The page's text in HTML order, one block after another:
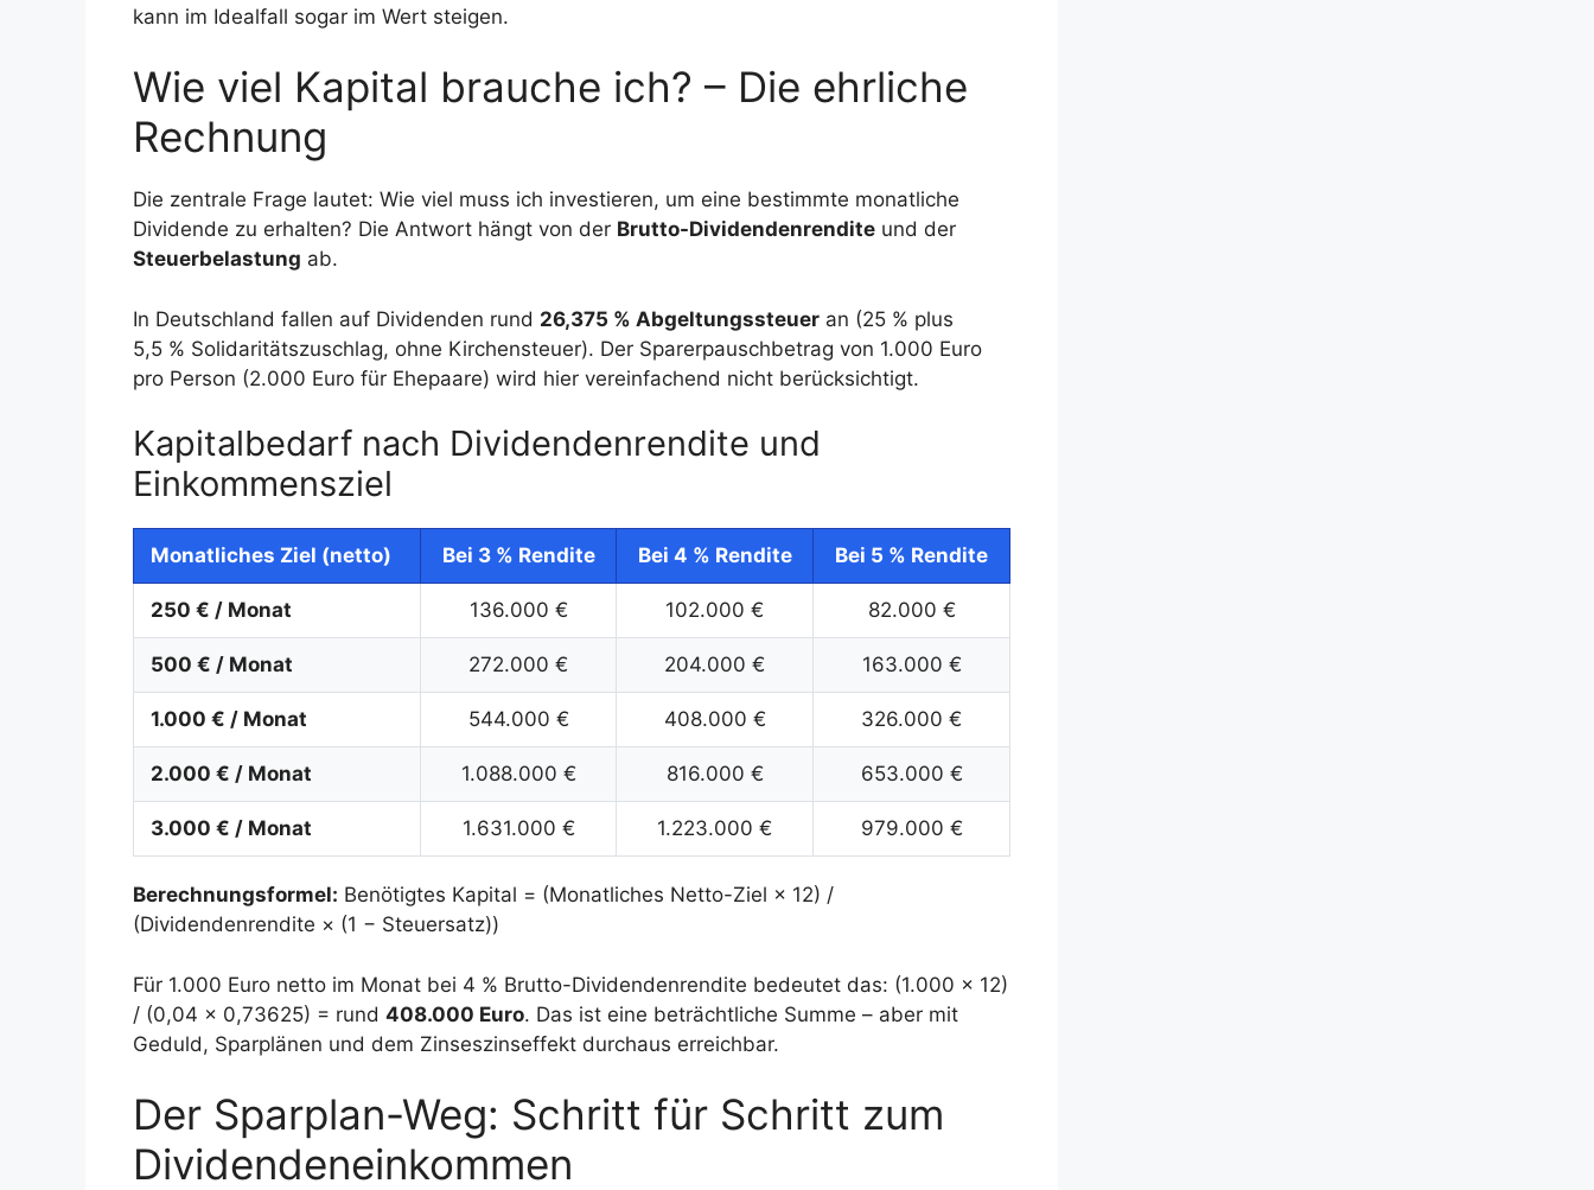
kann im Idealfall sogar im Wert steigen.
Wie viel Kapital brauche ich? – Die ehrliche
Rechnung
Die zentrale Frage lautet: Wie viel muss ich investieren, um eine bestimmte monatliche
Dividende zu erhalten? Die Antwort hängt von der Brutto-Dividendenrendite und der
Steuerbelastung ab.
In Deutschland fallen auf Dividenden rund 26,375 % Abgeltungssteuer an (25 % plus
5,5 % Solidaritätszuschlag, ohne Kirchensteuer). Der Sparerpauschbetrag von 1.000 Euro
pro Person (2.000 Euro für Ehepaare) wird hier vereinfachend nicht berücksichtigt.
Kapitalbedarf nach Dividendenrendite und
Einkommensziel
Monatliches Ziel (netto) Bei 3 % Rendite Bei 4 % Rendite Bei 5 % Rendite
250 € / Monat 136.000 € 102.000 € 82.000 €
500 € / Monat 272.000 € 204.000 € 163.000 €
1.000 € / Monat 544.000 € 408.000 € 326.000 €
2.000 € / Monat 1.088.000 € 816.000 € 653.000 €
3.000 € / Monat 1.631.000 € 1.223.000 € 979.000 €
Berechnungsformel: Benötigtes Kapital = (Monatliches Netto-Ziel × 12) /
(Dividendenrendite × (1 − Steuersatz))
Für 1.000 Euro netto im Monat bei 4 % Brutto-Dividendenrendite bedeutet das: (1.000 × 12)
/ (0,04 × 0,73625) = rund 408.000 Euro. Das ist eine beträchtliche Summe – aber mit
Geduld, Sparplänen und dem Zinseszinseffekt durchaus erreichbar.
Der Sparplan-Weg: Schritt für Schritt zum
Dividendeneinkommen